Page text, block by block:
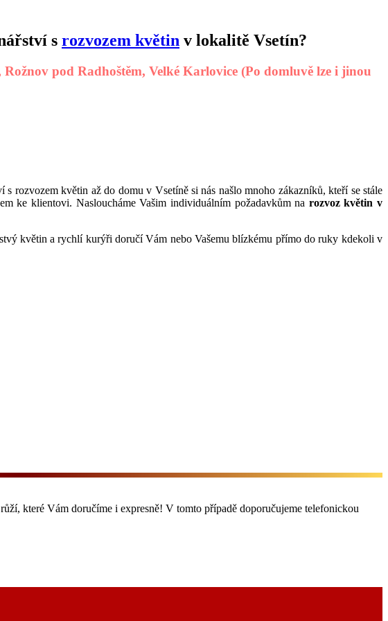
s rozvozem květin v lokalitě Vsetín?
pod Radhoštěm, Velké Karlovice (Po domluvě lze i jinou
rozvozem květin až do domu v Vsetíně si nás našlo mnoho zákazníků, kteří se stále
ke klientovi. Nasloucháme Vašim individuálním požadavkům na rozvoz květin v
květin a rychlí kurýři doručí Vám nebo Vašemu blízkému přímo do ruky kdekoli v
které Vám doručíme i expresně! V tomto případě doporučujeme telefonickou